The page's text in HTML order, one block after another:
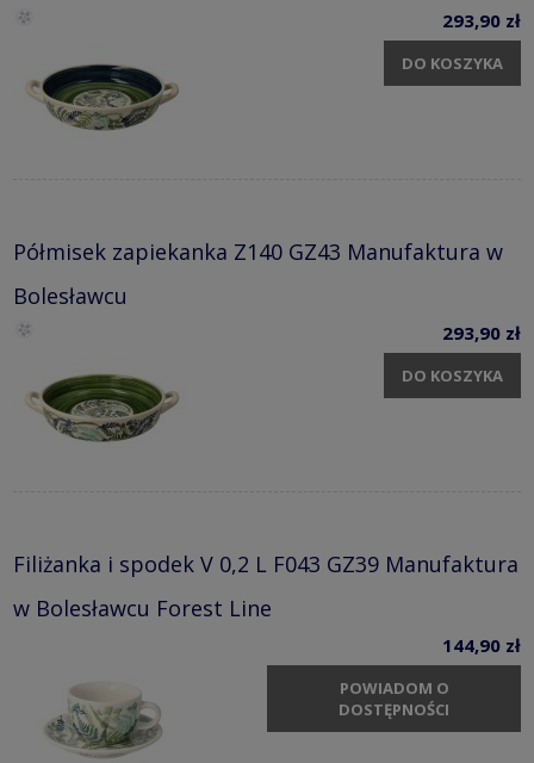
293,90 zł
DO KOSZYKA
Półmisek zapiekanka Z140 GZ43 Manufaktura w
Bolesławcu
293,90 zł
DO KOSZYKA
Filiżanka i spodek V 0,2 L F043 GZ39 Manufaktura
w Bolesławcu Forest Line
144,90 zł
POWIADOM O
DOSTĘPNOŚCI